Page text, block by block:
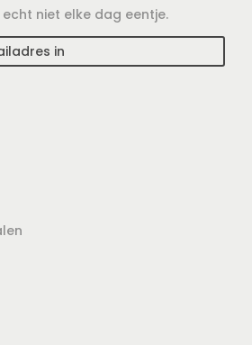
niet elke dag eentje.